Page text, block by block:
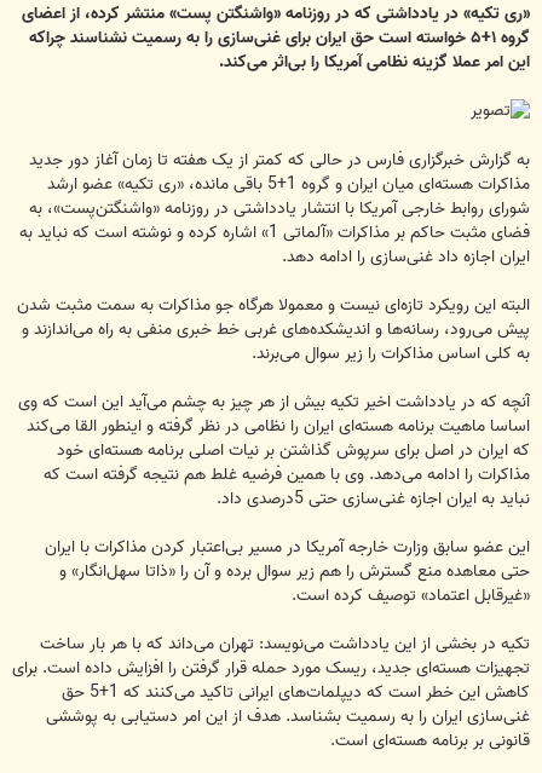
«ری تکیه» در یادداشتی که در روزنامه «واشنگتن پست» منتشر کرده، از اعضای
گروه ۱+۵ خواسته است حق ایران برای غنی‌سازی را به رسمیت نشناسند چراکه
این امر عملا گزینه نظامی آمریکا را بی‌اثر می‌کند.
به گزارش خبرگزاری فارس در حالی که کمتر از یک هفته تا زمان آغاز دور جدید
مذاکرات هسته‌ای میان ایران و گروه 1+5 باقی مانده، «ری تکیه» عضو ارشد
شورای روابط خارجی آمریکا با انتشار یادداشتی در روزنامه «واشنگتن‌پست»، به
فضای مثبت حاکم بر مذاکرات «آلماتی 1» اشاره کرده و نوشته است که نباید به
ایران اجازه داد غنی‌سازی را ادامه دهد.
البته این رویکرد تازه‌ای نیست و معمولا هرگاه جو مذاکرات به سمت مثبت شدن
پیش می‌رود، رسانه‌ها و اندیشکده‌های غربی خط خبری منفی به راه می‌اندازند و
به کلی اساس مذاکرات را زیر سوال می‌برند.
آنچه که در یادداشت اخیر تکیه بیش از هر چیز به چشم می‌آید این است که وی
اساسا ماهیت برنامه هسته‌ای ایران را نظامی در نظر گرفته و اینطور القا می‌کند
که ایران در اصل برای سرپوش گذاشتن بر نیات اصلی برنامه هسته‌ای خود
مذاکرات را ادامه می‌دهد. وی با همین فرضیه غلط هم نتیجه گرفته است که
نباید به ایران اجازه غنی‌سازی حتی 5درصدی داد.
این عضو سابق وزارت خارجه آمریکا در مسیر بی‌اعتبار کردن مذاکرات با ایران
حتی معاهده منع گسترش را هم زیر سوال برده و آن را «ذاتا سهل‌انگار» و
«غیرقابل اعتماد» توصیف کرده است.
تکیه در بخشی از این یادداشت می‌نویسد: تهران می‌داند که با هر بار ساخت
تجهیزات هسته‌ای جدید، ریسک مورد حمله قرار گرفتن را افزایش داده است. برای
کاهش این خطر است که دیپلمات‌های ایرانی تاکید می‌کنند که 1+5 حق
غنی‌سازی ایران را به رسمیت بشناسد. هدف از این امر دستیابی به پوششی
قانونی بر برنامه هسته‌ای است.